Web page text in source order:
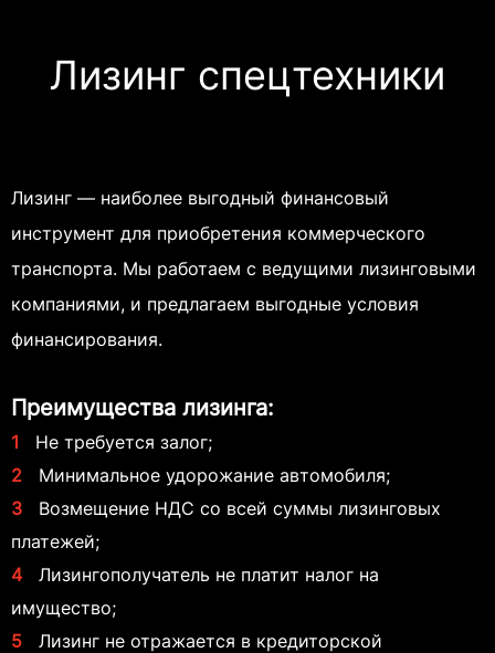
Лизинг спецтехники
Лизинг — наиболее выгодный финансовый
инструмент для приобретения коммерческого
транспорта. Мы работаем с ведущими лизинговыми
компаниями, и предлагаем выгодные условия
финансирования.
Преимущества лизинга:
1
Не требуется залог;
2
Минимальное удорожание автомобиля;
3
Возмещение НДС со всей суммы лизинговых
платежей;
4
Лизингополучатель не платит налог на
имущество;
5
Лизинг не отражается в кредиторской